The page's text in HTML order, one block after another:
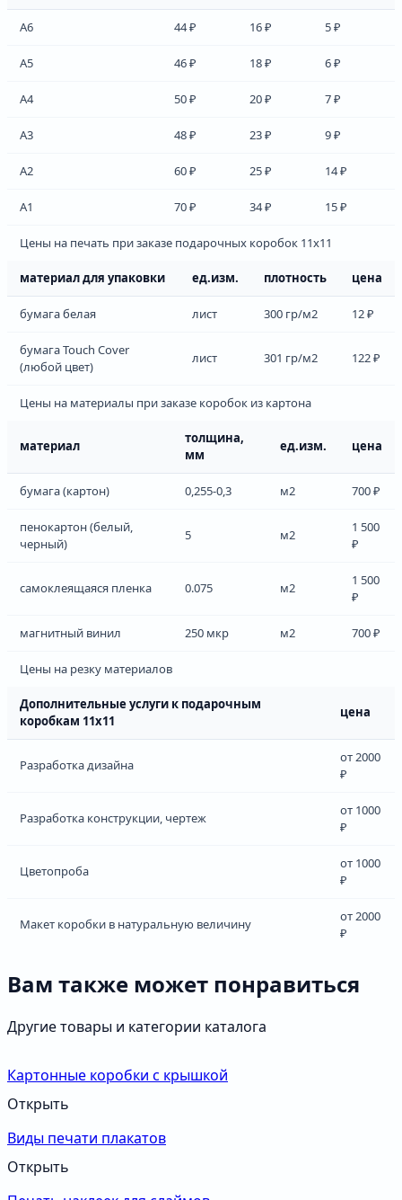
А6 44 ₽ 16 ₽ 5 ₽
А5 46 ₽ 18 ₽ 6 ₽
А4 50 ₽ 20 ₽ 7 ₽
А3 48 ₽ 23 ₽ 9 ₽
А2 60 ₽ 25 ₽ 14 ₽
А1 70 ₽ 34 ₽ 15 ₽
Цены на печать при заказе подарочных коробок 11х11
материал для упаковки ед.изм. плотность цена
бумага белая лист 300 гр/м2 12 ₽
бумага Touch Cover
(любой цвет)
лист 301 гр/м2 122 ₽
Цены на материалы при заказе коробок из картона
материал
толщина,
мм
ед.изм. цена
бумага (картон) 0,255-0,3 м2 700 ₽
пенокартон (белый,
черный)
5 м2
1 500
₽
самоклеящаяся пленка 0.075 м2
1 500
₽
магнитный винил 250 мкр м2 700 ₽
Цены на резку материалов
Дополнительные услуги к подарочным
коробкам 11х11
цена
Разработка дизайна
от 2000
₽
Разработка конструкции, чертеж
от 1000
₽
Цветопроба
от 1000
₽
Макет коробки в натуральную величину
от 2000
₽
Вам также может понравиться
Другие товары и категории каталога
Картонные коробки с крышкой
Открыть
Виды печати плакатов
Открыть